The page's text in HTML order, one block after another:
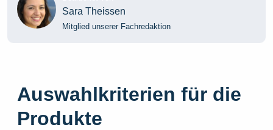
Sara Theissen
Mitglied unserer Fachredaktion
Auswahlkriterien für die
Produkte